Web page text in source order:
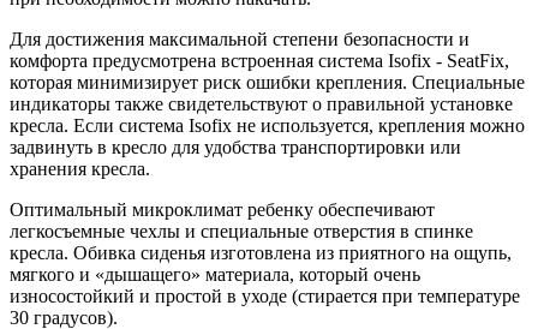
Для достижения максимальной степени безопасности и
комфорта предусмотрена встроенная система Isofix - SeatFix,
которая минимизирует риск ошибки крепления. Специальные
индикаторы также свидетельствуют о правильной установке
кресла. Если система Isofix не используется, крепления можно
задвинуть в кресло для удобства транспортировки или
хранения кресла.
Оптимальный микроклимат ребенку обеспечивают
легкосъемные чехлы и специальные отверстия в спинке
кресла. Обивка сиденья изготовлена из приятного на ощупь,
мягкого и «дышащего» материала, который очень
износостойкий и простой в уходе (стирается при температуре
30 градусов).